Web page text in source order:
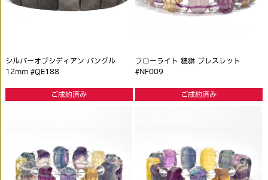
シルバーオブシディアン バングル
12mm #QE188
ご成約済み
フローライト 貔貅 ブレスレット
#NF009
ご成約済み